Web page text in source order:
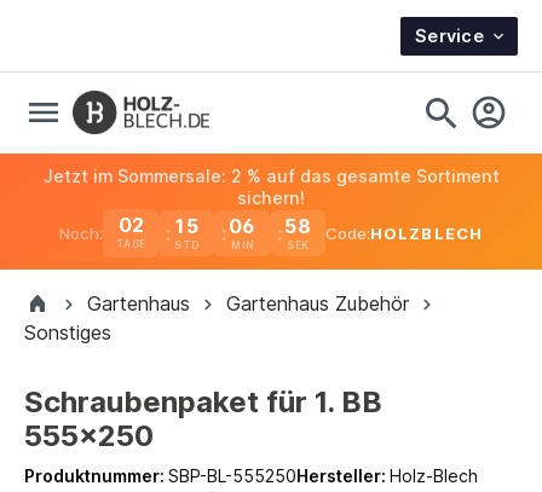
Service
Noch: 02
TAGE
15 06 58
Jetzt im Sommersale: 2 % auf das gesamte Sortiment
sichern!
Code:HOLZBLECH
Gartenhaus
Gartenhaus Zubehör
Sonstiges
Schraubenpaket für 1. BB
555x250
Produktnummer: SBP-BL-555250Hersteller: Holz-Blech